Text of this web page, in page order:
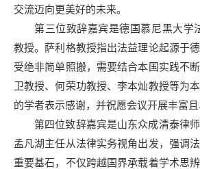
交流迈向更美好的未来。
第三位致辞嘉宾是德国慕尼黑大学
教授。萨利格教授指出法益理论起源于
受绝非简单照搬，需要结合本国实践不
卫教授、何荣功教授、李本灿教授等为
的学者表示感谢，并祝愿会议开展丰富且
第四位致辞嘉宾是山东众成清泰律
孟凡湖主任从法律实务视角出发，强调
重要基石，不仅跨越国界承载着学术思